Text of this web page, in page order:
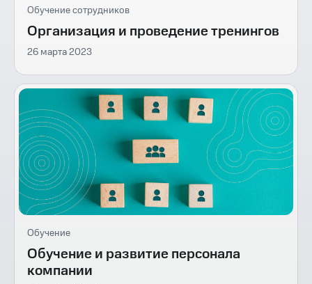
Обучение сотрудников
Организация и проведение тренингов
26 марта 2023
Обучение
Обучение и развитие персонала
компании